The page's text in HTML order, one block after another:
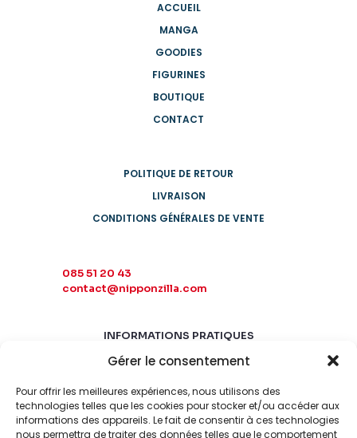
Gérer le consentement
Pour offrir les meilleures expériences, nous utilisons des
technologies telles que les cookies pour stocker et/ou accéder aux
informations des appareils. Le fait de consentir à ces technologies
nous permettra de traiter des données telles que le comportement
ACCUEIL
MANGA
GOODIES
FIGURINES
BOUTIQUE
CONTACT
POLITIQUE DE RETOUR
LIVRAISON
CONDITIONS GÉNÉRALES DE VENTE
085 51 20 43
contact@nipponzilla.com
INFORMATIONS PRATIQUES
MARDI-SAMEDI
LUNDI-DIMANCHE
FERMÉ